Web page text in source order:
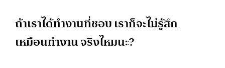
ถ้าเราได้ทำงานที่ชอบ เราก็จะไม่รู้สึก
เหมือนทำงาน จริงไหมนะ?